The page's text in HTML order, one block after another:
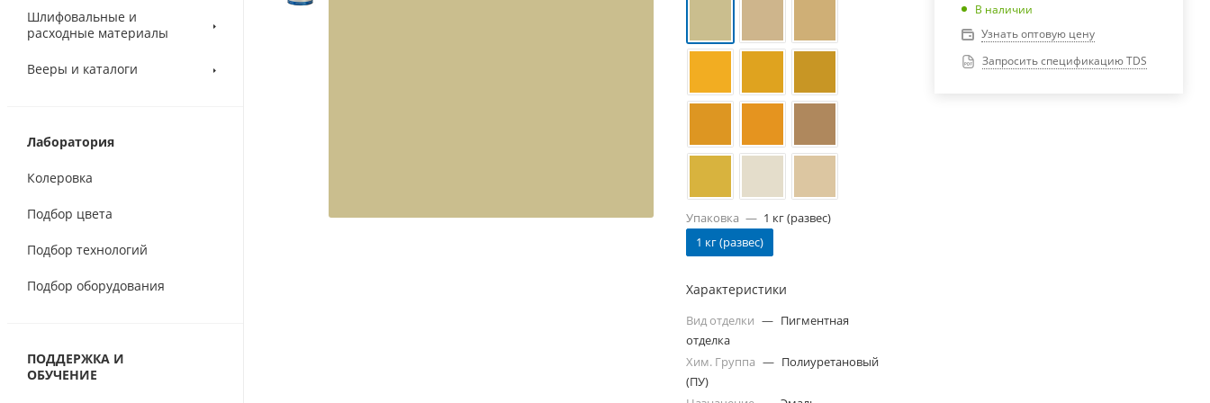
Шлифовальные и
расходные материалы
Вееры и каталоги
Лаборатория
Колеровка
Подбор цвета
Подбор технологий
Подбор оборудования
ПОДДЕРЖКА И
ОБУЧЕНИЕ
Упаковка — 1 кг (развес)
1 кг (развес)
Характеристики
Вид отделки — Пигментная
отделка
Хим. Группа — Полиуретановый
(ПУ)
В наличии
Узнать оптовую цену
Запросить спецификацию TDS